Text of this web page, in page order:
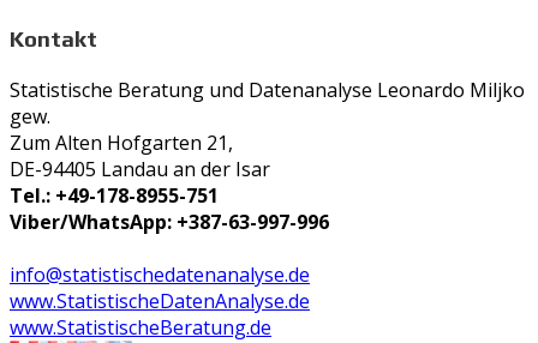
Kontakt
Statistische Beratung und Datenanalyse Leonardo Miljko
gew.
Zum Alten Hofgarten 21,
DE-94405 Landau an der Isar
Tel.: +49-178-8955-751
Viber/WhatsApp: +387-63-997-996
info@statistischedatenanalyse.de
www.StatistischeDatenAnalyse.de
www.StatistischeBeratung.de